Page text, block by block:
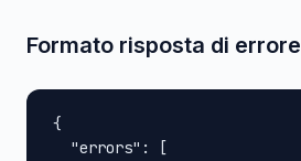
Formato risposta di errore
{
  "errors": [